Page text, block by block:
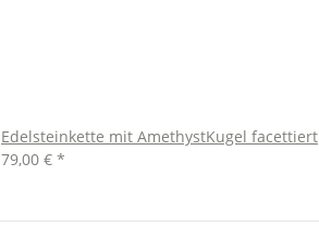
Edelsteinkette mit AmethystKugel facettiert
79,00 € *